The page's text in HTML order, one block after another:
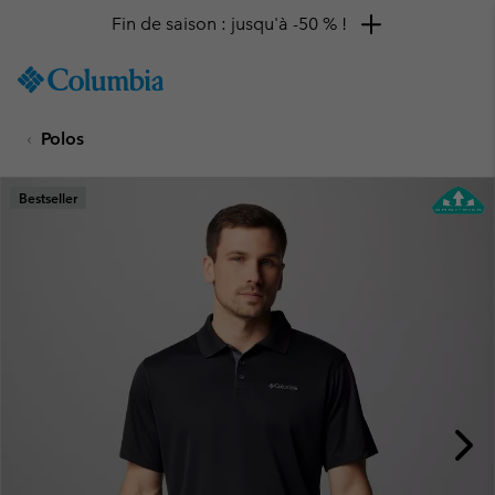
TO
SKIP
MAIN
NAV
Fin de saison : jusqu'à -50 % !
Polos
Bestseller